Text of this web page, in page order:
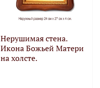
Нерушимая стена.
Икона Божьей Матери
на холсте.